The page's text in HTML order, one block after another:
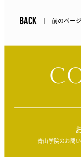
BACK 前のペー
青山学院のお問